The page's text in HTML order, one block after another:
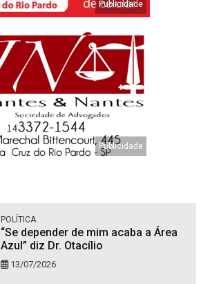
POLÍTICA
“Se depender de mim acaba a Área
Azul” diz Dr. Otacílio
13/07/2026